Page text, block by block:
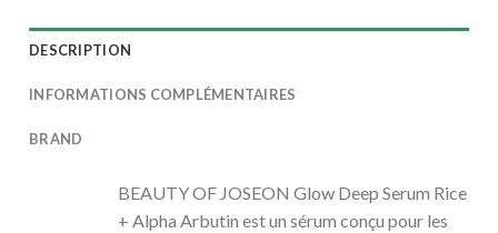
DESCRIPTION
INFORMATIONS COMPLÉMENTAIRES
BRAND
BEAUTY OF JOSEON Glow Deep Serum Rice
+ Alpha Arbutin est un sérum conçu pour les